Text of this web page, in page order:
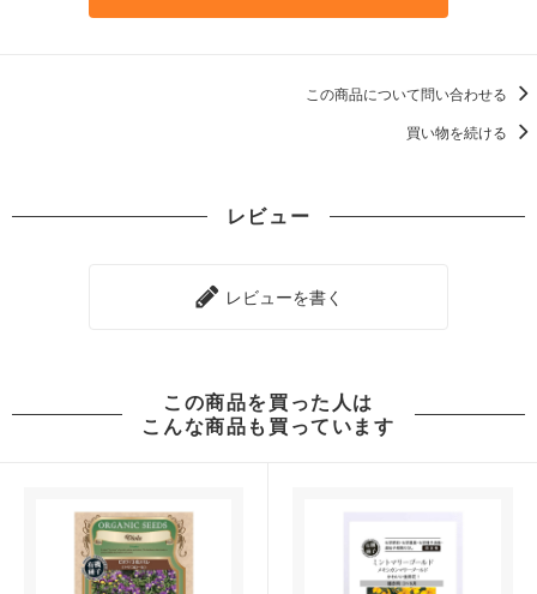
この商品について問い合わせる
買い物を続ける
レビュー
レビューを書く
この商品を買った人は
こんな商品も買っています